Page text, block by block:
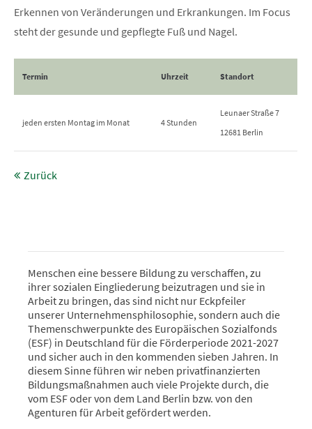
Erkennen von Veränderungen und Erkrankungen. Im Focus
steht der gesunde und gepflegte Fuß und Nagel.
Termin Uhrzeit Standort
jeden ersten Montag im Monat 4 Stunden
Leunaer Straße 7
12681 Berlin
Zurück
Menschen eine bessere Bildung zu verschaffen, zu
ihrer sozialen Eingliederung beizutragen und sie in
Arbeit zu bringen, das sind nicht nur Eckpfeiler
unserer Unternehmensphilosophie, sondern auch die
Themenschwerpunkte des Europäischen Sozialfonds
(ESF) in Deutschland für die Förderperiode 2021-2027
und sicher auch in den kommenden sieben Jahren. In
diesem Sinne führen wir neben privatfinanzierten
Bildungsmaßnahmen auch viele Projekte durch, die
vom ESF oder von dem Land Berlin bzw. von den
Agenturen für Arbeit gefördert werden.